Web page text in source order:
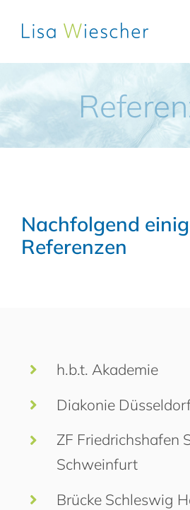
Inhalt
springen
Nachfolgend
Referenzen
h.b.t. Akademie
Diakonie
ZF Friedrichshafen
Schweinfurt
Brücke Schleswig